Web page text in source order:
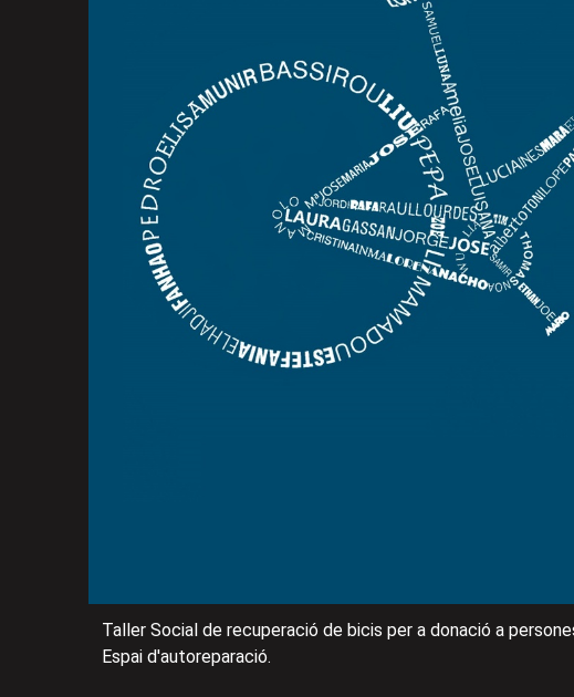
Taller Social de recuperació de bicis per a donació a
Espai d'autoreparació.